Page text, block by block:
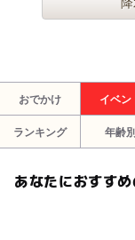
おでかけ イベン
ランキング 年齢別
あなたにおすす